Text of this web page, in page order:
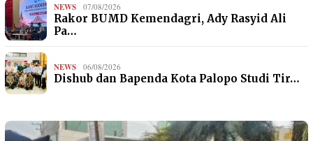
NEWS 07/08/2026
Rakor BUMD Kemendagri, Ady Rasyid Ali
Pa…
NEWS 06/08/2026
Dishub dan Bapenda Kota Palopo Studi Tir…